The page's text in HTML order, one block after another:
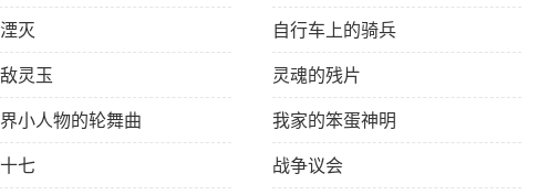
灭 自行车上的骑兵
灵玉 灵魂的残片
小人物的轮舞曲 我家的笨蛋神明
七 战争议会